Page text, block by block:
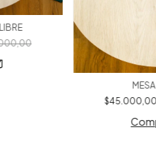
$45.000,00